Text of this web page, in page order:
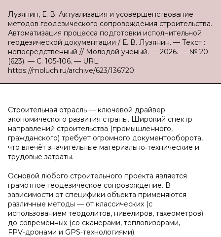
Лузянин, Е. В. Актуализация и усовершенствование
методов геодезического сопровождения строительства.
Автоматизация процесса подготовки исполнительной
геодезической документации / Е. В. Лузянин. — Текст :
непосредственный // Молодой ученый. — 2026. — № 20
(623). — С. 105-106. — URL:
https://moluch.ru/archive/623/136720.
Строительная отрасль — ключевой драйвер
экономического развития страны. Широкий спектр
направлений строительства (промышленного,
гражданского) требует огромного документооборота,
что влечёт значительные материально‑технические и
трудовые затраты.
Основой любого строительного проекта является
грамотное геодезическое сопровождение. В
зависимости от специфики объекта применяются
различные методы — от классических (с
использованием теодолитов, нивелиров, тахеометров)
до современных (со сканерами, тепловизорами,
FPV‑дронами и GPS‑технологиями).